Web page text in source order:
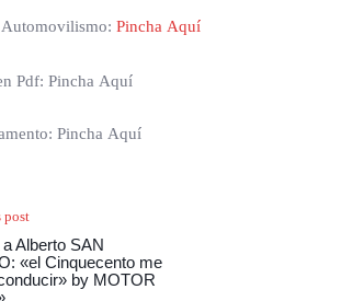
Pincha Aquí
Pdf: Pincha Aquí
Pincha Aquí
post
Alberto SAN
«el Cinquecento me
by MOTOR